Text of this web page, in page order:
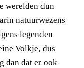
werelden dun
natuurwezens
legenden
Volkje, dus
dan dat er ook